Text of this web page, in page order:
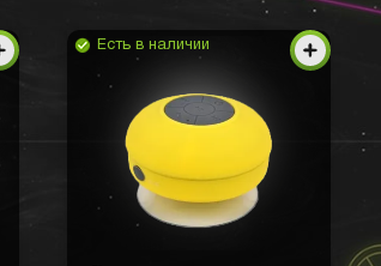
Есть в наличии